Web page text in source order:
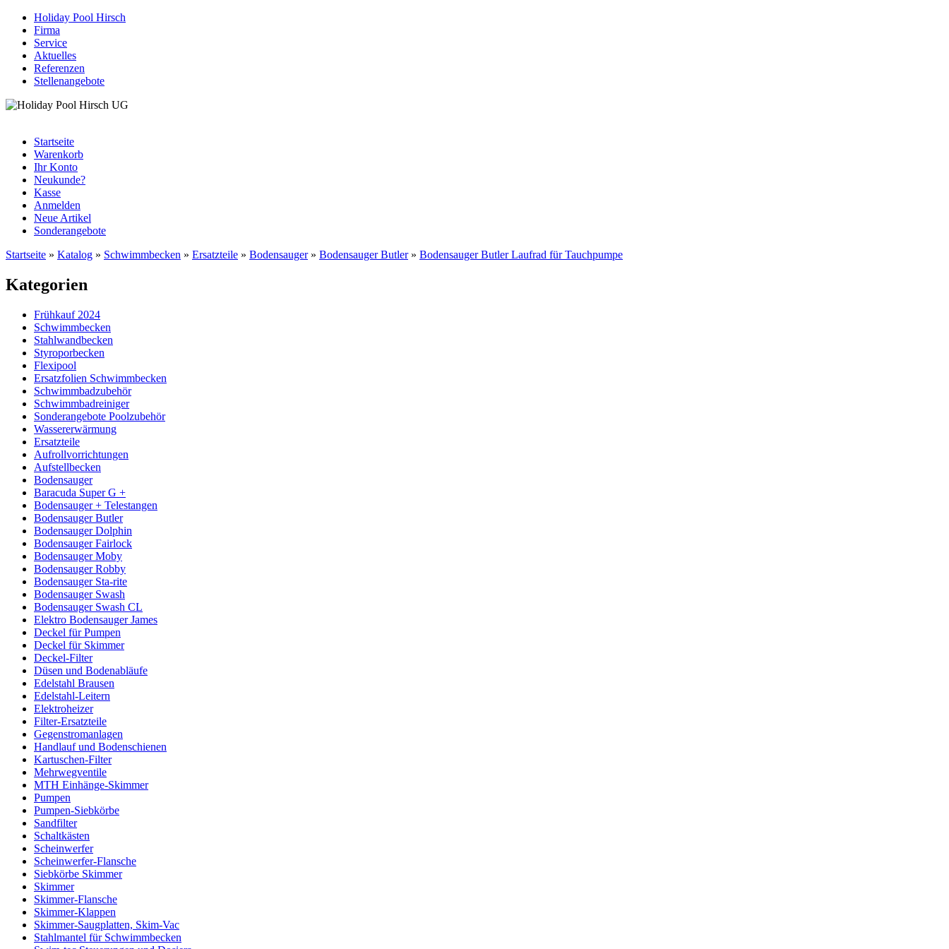
Holiday Pool Hirsch
Firma
Service
Aktuelles
Referenzen
Stellenangebote
Startseite
Warenkorb
Ihr Konto
Neukunde?
Kasse
Anmelden
Neue Artikel
Sonderangebote
Startseite » Katalog » Schwimmbecken » Ersatzteile » Bodensauger» Bodensauger Butler» Bodensauger Butler Laufrad für Tauchpumpe
Kategorien
Frühkauf 2024
Schwimmbecken
Stahlwandbecken
Styroporbecken
Flexipool
Ersatzfolien Schwimmbecken
Schwimmbadzubehör
Schwimmbadreiniger
Sonderangebote Poolzubehör
Wassererwärmung
Ersatzteile
Aufrollvorrichtungen
Aufstellbecken
Bodensauger
Baracuda Super G +
Bodensauger + Telestangen
Bodensauger Butler
Bodensauger Dolphin
Bodensauger Fairlock
Bodensauger Moby
Bodensauger Robby
Bodensauger Sta-rite
Bodensauger Swash
Bodensauger Swash CL
Elektro Bodensauger James
Deckel für Pumpen
Deckel für Skimmer
Deckel-Filter
Düsen und Bodenabläufe
Edelstahl Brausen
Edelstahl-Leitern
Elektroheizer
Filter-Ersatzteile
Gegenstromanlagen
Handlauf und Bodenschienen
Kartuschen-Filter
Mehrwegventile
MTH Einhänge-Skimmer
Pumpen
Pumpen-Siebkörbe
Sandfilter
Schaltkästen
Scheinwerfer
Scheinwerfer-Flansche
Siebkörbe Skimmer
Skimmer
Skimmer-Flansche
Skimmer-Klappen
Skimmer-Saugplatten, Skim-Vac
Stahlmantel für Schwimmbecken